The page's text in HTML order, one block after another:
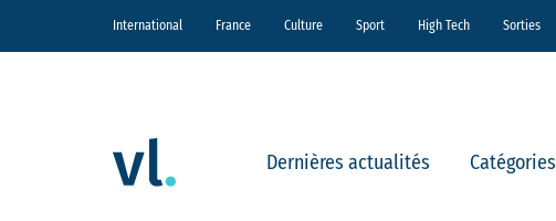
International France Culture Sport High Tech Sorties
Dernières actualités Catégories